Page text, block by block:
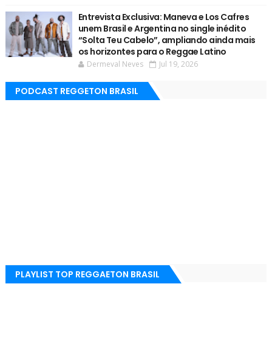
Entrevista Exclusiva: Maneva e Los Cafres
unem Brasil e Argentina no single inédito
“Solta Teu Cabelo”, ampliando ainda mais
os horizontes para o Reggae Latino
Dermeval Neves Jul 19, 2026
PODCAST REGGETON BRASIL
PLAYLIST TOP REGGAETON BRASIL